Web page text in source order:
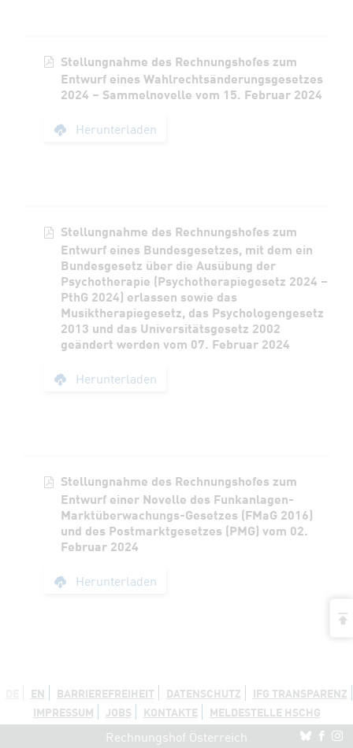
Stellungnahme des Rechnungshofes zum
Entwurf eines Wahlrechtsänderungsgesetzes
2024 – Sammelnovelle vom 15. Februar 2024
Stellungnahme
Herunterladen
Stellungnahme des Rechnungshofes zum
Entwurf eines Bundesgesetzes, mit dem ein
Bundesgesetz über die Ausübung der
Psychotherapie (Psychotherapiegesetz 2024 –
PthG 2024) erlassen sowie das
Musiktherapiegesetz, das Psychologengesetz
2013 und das Universitätsgesetz 2002
geändert werden vom 07. Februar 2024
Stellungnahme
Herunterladen
Stellungnahme des Rechnungshofes zum
Entwurf einer Novelle des Funkanlagen-
Marktüberwachungs-Gesetzes (FMaG 2016)
und des Postmarktgesetzes (PMG) vom 02.
Februar 2024
Stellungnahme
Herunterladen
Stellungnahme des Rechnungshofes zum
Entwurf eines Gesetzes, mit dem das Wiener
EN BARRIEREFREIHEIT DATENSCHUTZ
IFG TRANSPARENZ
IMPRESSUM
JOBS KONTAKTE MELDESTELLE HSCHG
Rechnungshof Österreich